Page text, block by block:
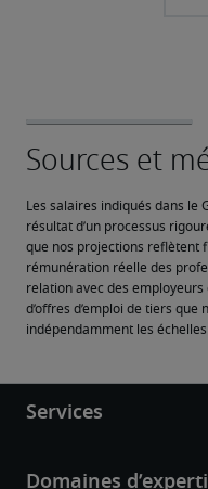
Les salaires indiqués dans le
résultat d’un processus
que nos projections reflètent
rémunération réelle des
relation avec des employeurs
d’offres d’emploi de tiers
indépendamment les échelles